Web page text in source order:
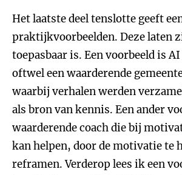
Het laatste deel tenslotte geeft
praktijkvoorbeelden. Deze laten
toepasbaar is. Een voorbeeld is
oftwel een waarderende
waarbij verhalen werden
als bron van kennis. Een ander
waarderende coach die bij
kan helpen, door de motivatie te
reframen. Verderop lees ik een